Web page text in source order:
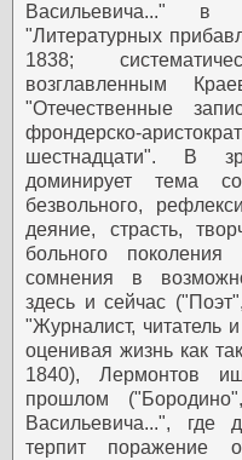
Васильевича..." в
"Литературных
1838;
возглавленным
"Отечественные
фрондерско-
шестнадцати".
В
доминирует тема
безвольного,
деяние, страсть,
больного
сомнения в
здесь и сейчас
"Журналист, читатель
оценивая жизнь как
1840), Лермонтов
прошлом
Васильевича...", где
терпит поражение